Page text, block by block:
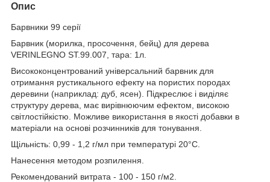
Опис
Барвники 99 серії
Барвник (морилка, просочення, бейц) для дерева
VERINLEGNO ST.99.007, тара: 1л.
Висококонцентрований універсальний барвник для
отримання рустикального ефекту на пористих породах
деревини (наприклад: дуб, ясен). Підкреслює і виділяє
структуру дерева, має вирівнюючим ефектом, високою
світлостійкістю. Можливе використання в якості добавки в
матеріали на основі розчинників для тонування.
Щільність: 0,99 - 1,2 г/мл при температурі 20°C.
Нанесення методом розпилення.
Рекомендований витрата - 100 - 150 г/м2.